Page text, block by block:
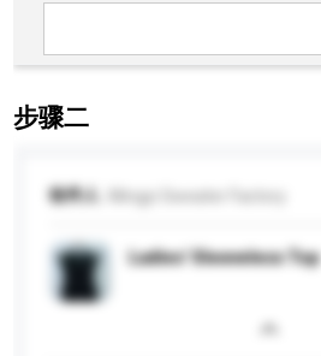
步骤二
收件人
Ladies' Sleeveless Top